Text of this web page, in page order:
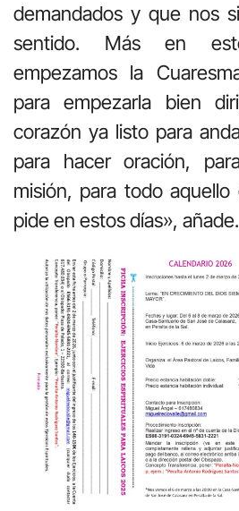
demandados y que nos
sentido. Más en
empezamos la
para empezarla bien
corazón ya listo para
para hacer oración,
misión, para todo
pide en estos días», añade.